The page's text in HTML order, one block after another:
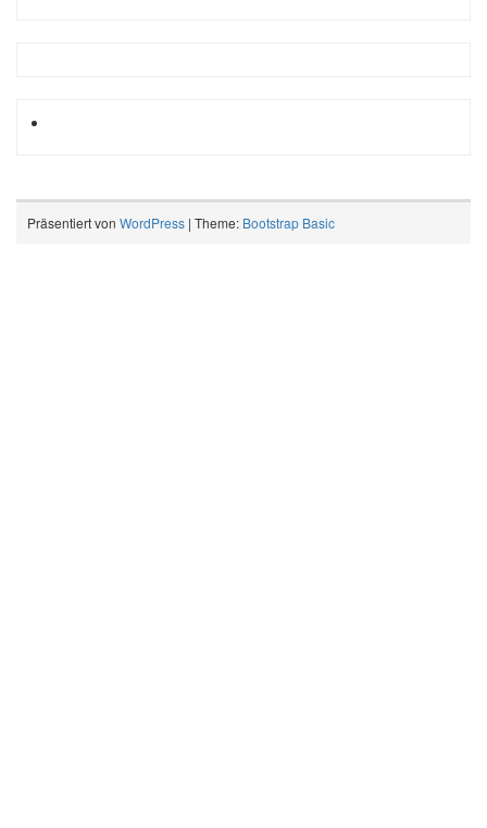
Präsentiert von WordPress | Theme: Bootstrap Basic